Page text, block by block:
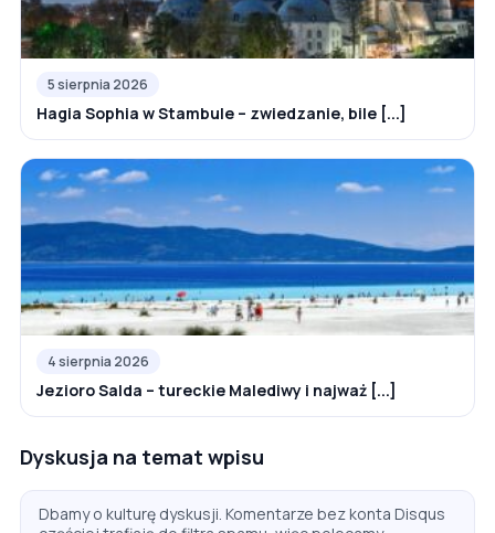
5 sierpnia 2026
Hagia Sophia w Stambule – zwiedzanie, bile [...]
4 sierpnia 2026
Jezioro Salda – tureckie Malediwy i najważ [...]
Dyskusja na temat wpisu
Dbamy o kulturę dyskusji. Komentarze bez konta Disqus